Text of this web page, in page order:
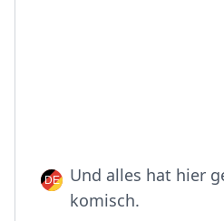
Und alles hat hier
komisch.